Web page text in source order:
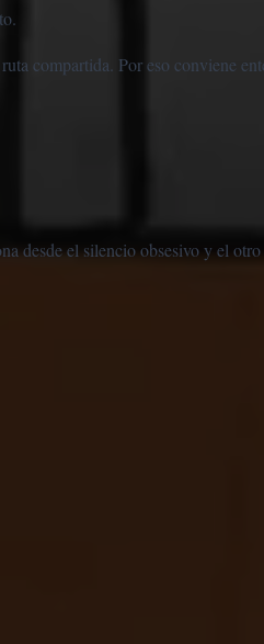
compartida. Por eso conviene
desde el silencio obsesivo y el otro